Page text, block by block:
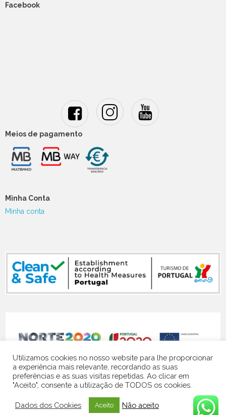
Facebook
Meios de pagamento
Minha Conta
Minha conta
© 2024 Quinta Vale do Homem | website by Contacto Visual
Utilizamos cookies no nosso website para lhe proporcionar
a experiência mais relevante, recordando as suas
preferências e as suas visitas repetidas. Ao clicar em
"Aceito", consente a utilização de TODOS os cookies.
Dados dos Cookies Aceito Não aceito